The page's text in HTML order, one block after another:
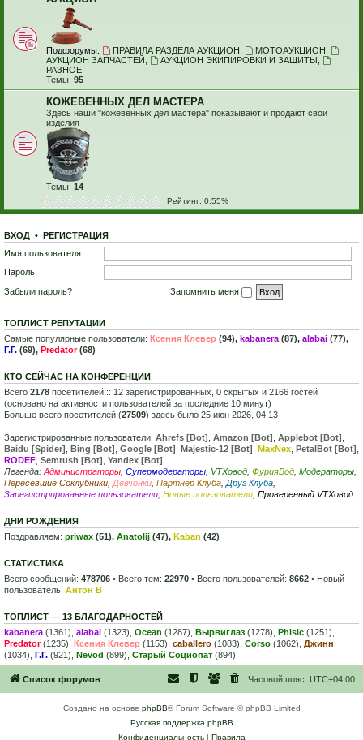
Подфорумы: ПРАВИЛА РАЗДЕЛА АУКЦИОН МОТОАУКЦИОН
АУКЦИОН ЗАПЧАСТЕЙ
АУКЦИОН ЭКИПИРОВКИ И ЗАЩИТЫ
РАЗНОЕ
Темы: 95
КОЖЕВЕННЫХ ДЕЛ МАСТЕРА
Здесь наши "кожевенных дел мастера" показывают и продают свои
изделия
Темы: 14
Рейтинг: 0.55%
ВХОД • РЕГИСТРАЦИЯ
Имя пользователя:
Пароль:
Забыли пароль?
Запомнить меня
ТОПЛИСТ РЕПУТАЦИИ
Самые популярные пользователи: Ксения Клевер (94), kabanera (87), alabai (77),
Г.Г. (69), Predator(68)
КТО СЕЙЧАС НА КОНФЕРЕНЦИИ
Всего 2178 посетителей :: 12 зарегистрированных, 0 скрытых и 2166 гостей
(основано на активности пользователей за последние 10 минут)
Больше всего посетителей (27509) здесь было 25 июн 2026, 04:13
Зарегистрированные пользователи: Ahrefs [Bot] Amazon [Bot] Applebot [Bot]
Baidu [Spider] Bing [Bot] Google [Bot] Majestic-12 [Bot] MaxNex PetalBot [Bot]
RODEF Semrush [Bot] Yandex [Bot]
Легенда: Администраторы Супермодераторы VTXовод ФурияВод Модераторы
Пересевшие Соклубники Девчонки Партнер Клуба Друг Клуба
Зарегистрированные пользователи Новые пользователи Проверенный VTXовод
ДНИ РОЖДЕНИЯ
Поздравляем: priwax (51), Anatolij (47), Kaban (42)
СТАТИСТИКА
Всего сообщений: 478706 • Всего тем: 22970 • Всего пользователей: 8662 • Новый
пользователь: Антон В
ТОПЛИСТ — 13 БЛАГОДАРНОСТЕЙ
kabanera (1361), alabai (1323), Ocean (1287), Вырвиглаз (1278), Phisic (1251),
Predator(1235), Ксения Клевер (1153), caballero (1083), Corso (1062), Джинн
(1034), Г.Г. (921), Nevod (899), Старый Социопат (894)
Список форумов Часовой пояс: UTC+04:00
Создано на основе phpBB® Forum Software © phpBB Limited
Русская поддержка phpBB
Конфиденциальность| Правила